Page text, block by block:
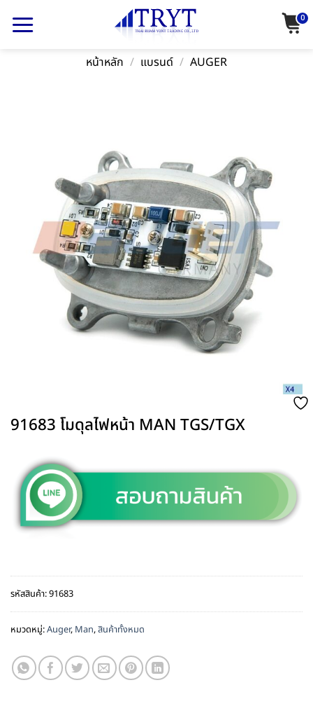
0
หน้าหลัก / แบรนด์ / AUGER
91683 โมดุลไฟหน้า MAN TGS/TGX
รหัสสินค้า:91683
หมวดหมู่:Auger, Man,สินค้าทั้งหมด